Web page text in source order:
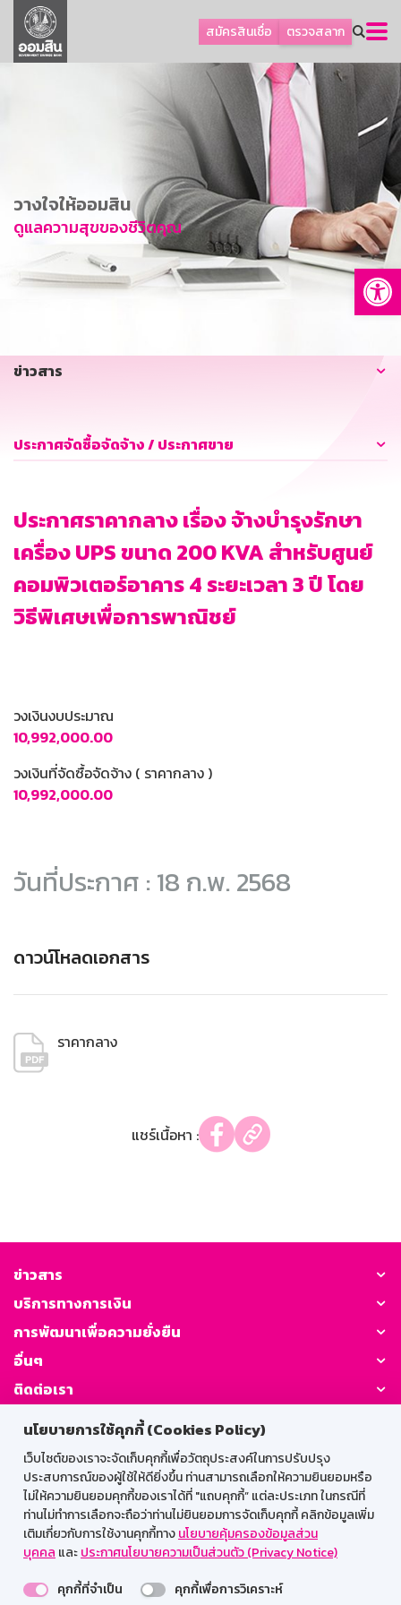
นโยบายการใช้คุกกี้ (Cookies Policy)
เว็บไซต์ของเราจะจัดเก็บคุกกี้เพื่อวัตถุประสงค์ในการปรับปรุง
ประสบการณ์ของผู้ใช้ให้ดียิ่งขึ้น ท่านสามารถเลือกให้ความยินยอมหรือ
ไม่ให้ความยินยอมคุกกี้ของเราได้ที่ "แถบคุกกี้” แต่ละประเภท ในกรณีที่
ท่านไม่ทำการเลือกจะถือว่าท่านไม่ยินยอมการจัดเก็บคุกกี้ คลิกข้อมูลเพิ่ม
เติมเกี่ยวกับการใช้งานคุกกี้ทางนโยบายคุ้มครองข้อมูลส่วน
บุคคล และประกาศนโยบายความเป็นส่วนตัว (Privacy Notice)
คุกกี้ที่จำเป็น
คุกกี้เพื่อการวิเคราะห์
สมัครสินเชื่อ ตรวจสลาก
ลูกค้าธุรกิจ
ลูกค้าผู้ประกอบรายย่อย
การพัฒนาที่ยั่งยืน
ข่าวสาร
บริการทางการเงิน
อื่นๆ
วางใจให้ออมสิน
ดูแลความสุขของชีวิตคุณ
ข่าวสาร
ประกาศจัดซื้อจัดจ้าง / ประกาศขาย
ประกาศราคากลาง เรื่อง จ้างบำรุงรักษา
เครื่อง UPS ขนาด 200 KVA สำหรับศูนย์
คอมพิวเตอร์อาคาร 4 ระยะเวลา 3 ปี โดย
วิธีพิเศษเพื่อการพาณิชย์
วงเงินงบประมาณ
10,992,000.00
วงเงินที่จัดซื้อจัดจ้าง ( ราคากลาง )
10,992,000.00
วันที่ประกาศ : 18 ก.พ. 2568
ดาวน์โหลดเอกสาร
ราคากลาง
แชร์เนื้อหา :
ข่าวสาร
บริการทางการเงิน
การพัฒนาเพื่อความยั่งยืน
อื่นๆ
ติดต่อเรา
GSB Society:
สำหรับพนักงาน
Web HR
GSB Wisdom
M-Search
เข้าสู่ระบบเน็ตเมล